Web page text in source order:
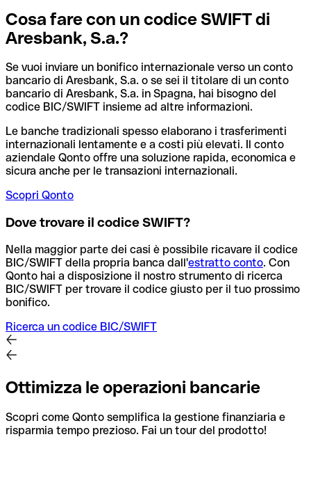
Cosa fare con un codice SWIFT di
Aresbank, S.a.?
Se vuoi inviare un bonifico internazionale verso un conto
bancario di Aresbank, S.a. o se sei il titolare di un conto
bancario di Aresbank, S.a. in Spagna, hai bisogno del
codice BIC/SWIFT insieme ad altre informazioni.
Le banche tradizionali spesso elaborano i trasferimenti
internazionali lentamente e a costi più elevati. Il conto
aziendale Qonto offre una soluzione rapida, economica e
sicura anche per le transazioni internazionali.
Scopri Qonto
Dove trovare il codice SWIFT?
Nella maggior parte dei casi è possibile ricavare il codice
BIC/SWIFT della propria banca dall'estratto conto. Con
Qonto hai a disposizione il nostro strumento di ricerca
BIC/SWIFT per trovare il codice giusto per il tuo prossimo
bonifico.
Ricerca un codice BIC/SWIFT
Ottimizza le operazioni bancarie
Scopri come Qonto semplifica la gestione finanziaria e
risparmia tempo prezioso. Fai un tour del prodotto!